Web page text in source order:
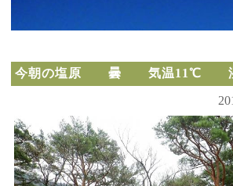
今朝の塩原 曇 気温11℃ 湿